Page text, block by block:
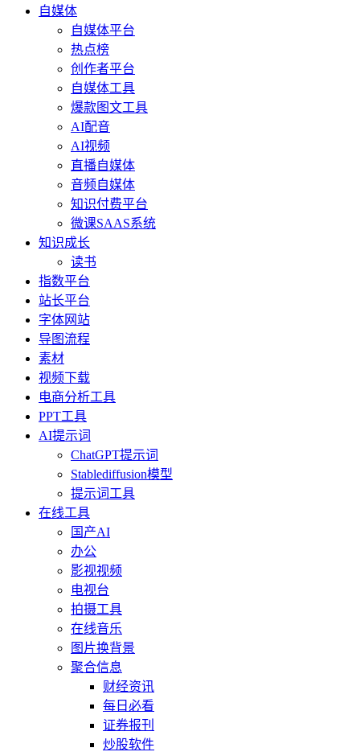
自媒体
自媒体平台
热点榜
创作者平台
自媒体工具
爆款图文工具
AI配音
AI视频
直播自媒体
音频自媒体
知识付费平台
微课SAAS系统
知识成长
读书
指数平台
站长平台
字体网站
导图流程
素材
视频下载
电商分析工具
PPT工具
AI提示词
ChatGPT提示词
Stablediffusion模型
提示词工具
在线工具
国产AI
办公
影视视频
电视台
拍摄工具
在线音乐
图片换背景
聚合信息
财经资讯
每日必看
证券报刊
炒股软件